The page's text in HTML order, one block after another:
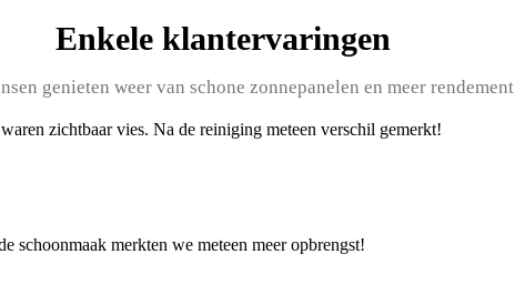
Enkele klantervaringen
genieten weer van schone zonnepanelen en meer rendement
zichtbaar vies. Na de reiniging meteen verschil gemerkt!
schoonmaak merkten we meteen meer opbrengst!